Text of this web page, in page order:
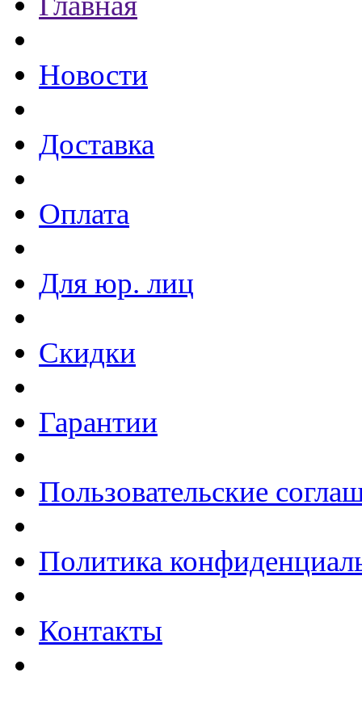
Новости
Доставка
Оплата
Для юр. лиц
Скидки
Гарантии
Пользовательские
Политика
Контакты